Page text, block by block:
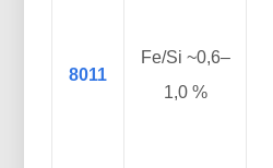
8011
Fe/Si ~0,6–
1,0 %